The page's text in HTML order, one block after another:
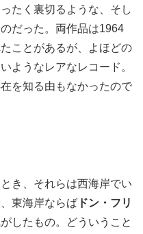
たく裏切るような、そし
だった。両作品は1964
ことがあるが、よほどの
ようなレアなレコード。
を知る由もなかったので
き、それらは西海岸でい
、東海岸ならば ドン・フリ
したもの。どういうこと